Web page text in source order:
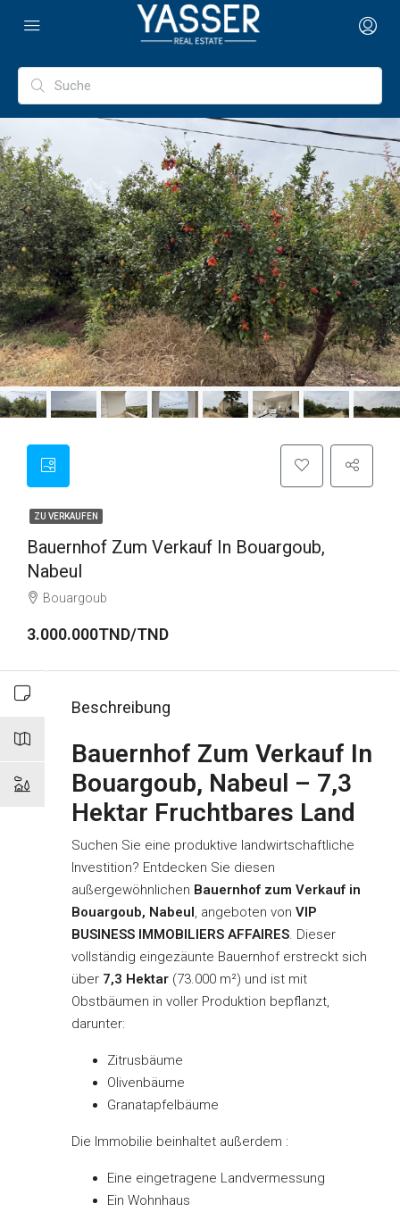
ZU VERKAUFEN
Bauernhof Zum Verkauf In Bouargoub,
Nabeul
Bouargoub
3.000.000TND/TND
Beschreibung
Bauernhof Zum Verkauf In
Bouargoub, Nabeul – 7,3
Hektar Fruchtbares Land
Suchen Sie eine produktive landwirtschaftliche
Investition? Entdecken Sie diesen
außergewöhnlichen Bauernhof zum Verkauf in
Bouargoub, Nabeul, angeboten von VIP
BUSINESS IMMOBILIERS AFFAIRES. Dieser
vollständig eingezäunte Bauernhof erstreckt sich
über 7,3 Hektar (73.000 m²) und ist mit
Obstbäumen in voller Produktion bepflanzt,
darunter:
Zitrusbäume
Olivenbäume
Granatapfelbäume
Die Immobilie beinhaltet außerdem :
Eine eingetragene Landvermessung
Ein Wohnhaus